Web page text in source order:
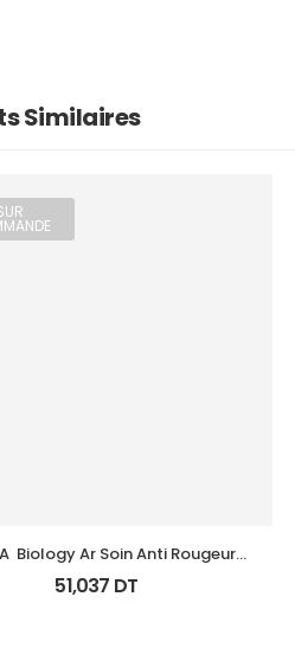
Similaires
Biology Ar Soin Anti Rougeurs
Tb 40 Ml
51,037 DT